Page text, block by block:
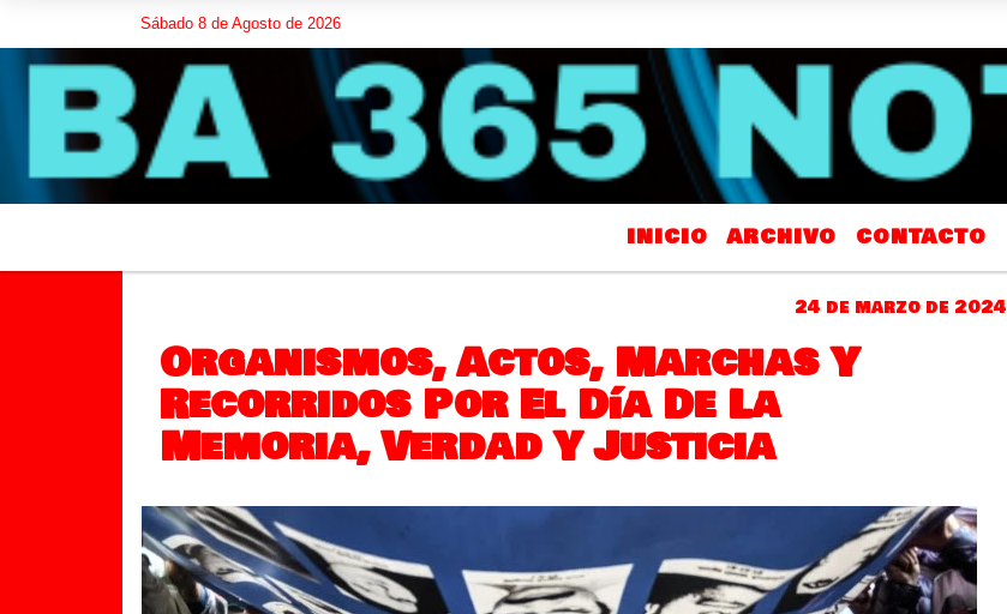
Sábado 8 de Agosto de 2026
INICIO ARCHIVO CONTACTO
24 de marzo de 2024
Organismos, Actos, Marchas Y
Recorridos Por El Día De La
Memoria, Verdad Y Justicia